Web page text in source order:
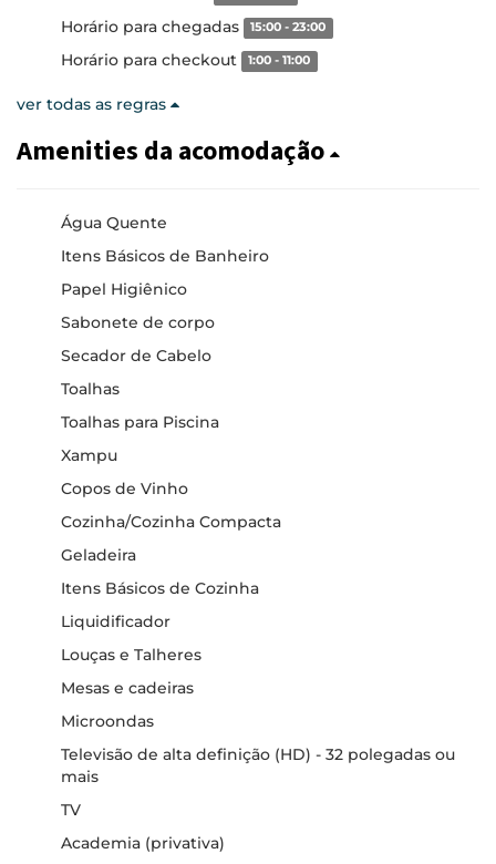
Horário para chegadas 15:00 - 23:00
Horário para checkout 1:00 - 11:00
ver todas as regras
Amenities da acomodação
Água Quente
Itens Básicos de Banheiro
Papel Higiênico
Sabonete de corpo
Secador de Cabelo
Toalhas
Toalhas para Piscina
Xampu
Copos de Vinho
Cozinha/Cozinha Compacta
Geladeira
Itens Básicos de Cozinha
Liquidificador
Louças e Talheres
Mesas e cadeiras
Microondas
Televisão de alta definição (HD) - 32 polegadas ou
mais
TV
Academia (privativa)